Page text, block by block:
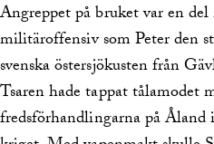
Angreppet på bruket var en
militäroffensiv som Peter den
svenska östersjökusten från
Tsaren hade tappat tålamodet
fredsförhandlingarna på Åland